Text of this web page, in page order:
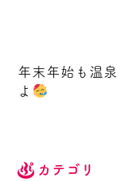
年末年始も温
よ
カテゴリ